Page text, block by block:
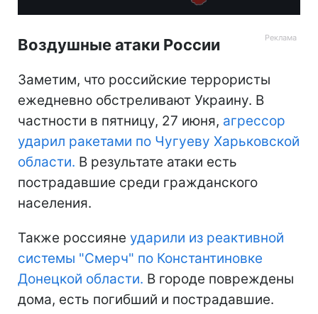
Воздушные атаки России
Заметим, что российские террористы
ежедневно обстреливают Украину. В
частности в пятницу, 27 июня, агрессор
ударил ракетами по Чугуеву Харьковской
области. В результате атаки есть
пострадавшие среди гражданского
населения.
Также россияне ударили из реактивной
системы "Смерч" по Константиновке
Донецкой области. В городе повреждены
дома, есть погибший и пострадавшие.